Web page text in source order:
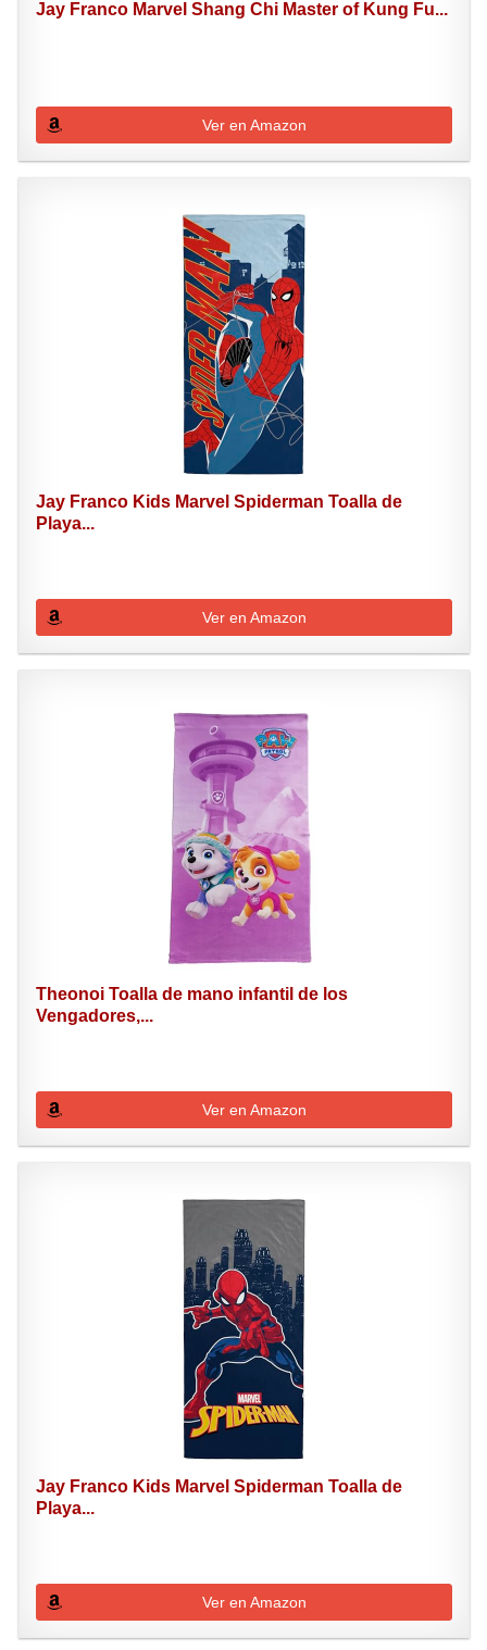
Jay Franco Marvel Shang Chi Master of Kung Fu...
Ver en Amazon
Jay Franco Kids Marvel Spiderman Toalla de
Playa...
Ver en Amazon
Theonoi Toalla de mano infantil de los
Vengadores,...
Ver en Amazon
Jay Franco Kids Marvel Spiderman Toalla de
Playa...
Ver en Amazon